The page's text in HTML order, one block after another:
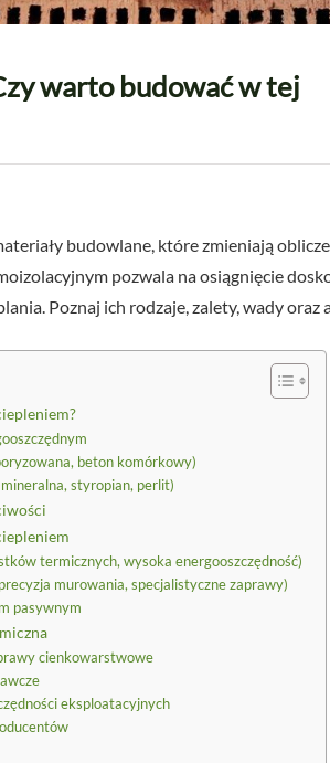
warto budować w tej
budowlane, które zmieniają
pozwala na osiągnięcie
Poznaj ich rodzaje, zalety, wady oraz
beton komórkowy)
styropian, perlit)
termicznych, wysoka energooszczędność)
murowania, specjalistyczne zaprawy)
pasywnym
cienkowarstwowe
eksploatacyjnych